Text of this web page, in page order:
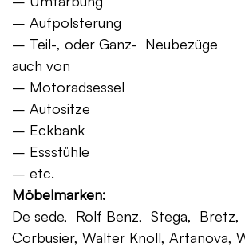
– Aufpolsterung
– Teil-, oder Ganz- Neubezüge
auch von
– Motoradsessel
– Autositze
– Eckbank
– Essstühle
– etc.
Möbelmarken:
De sede, Rolf Benz, Stega, Bretz,
Corbusier, Walter Knoll, Artanova,